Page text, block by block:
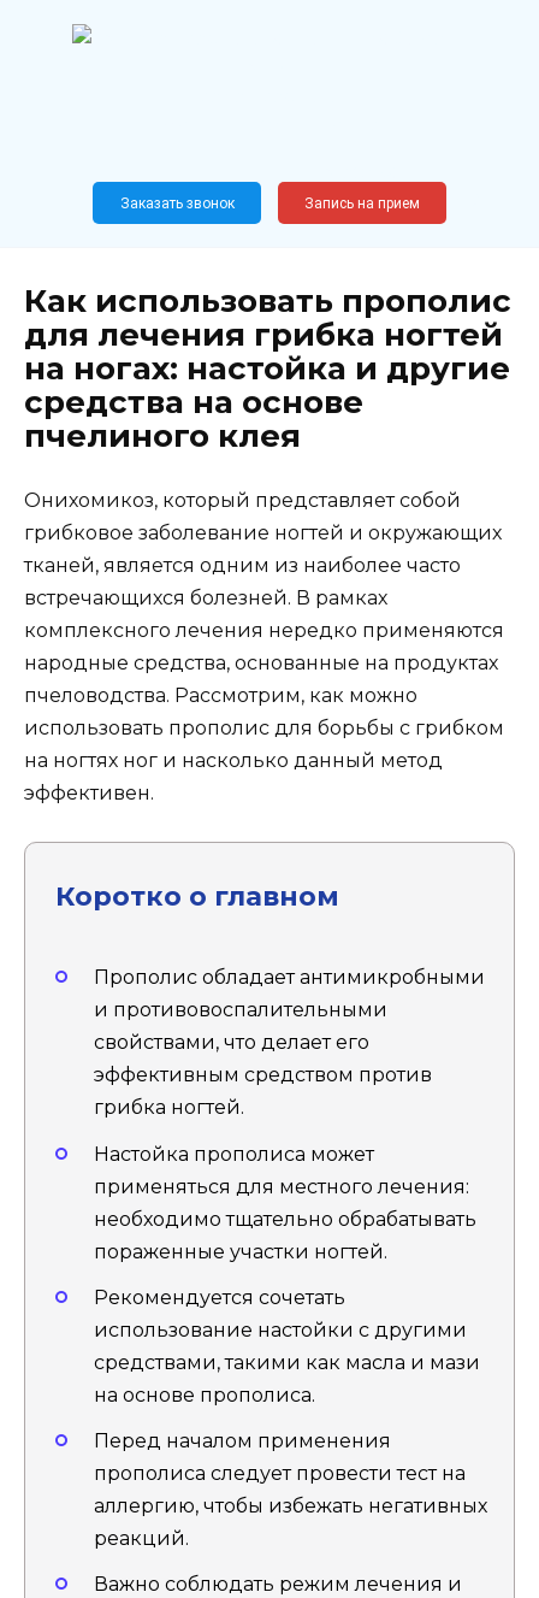
Новослободская, 62, к12
Заказать звонок Запись на прием
Как использовать прополис
для лечения грибка ногтей
на ногах: настойка и другие
средства на основе
пчелиного клея
Онихомикоз, который представляет собой
грибковое заболевание ногтей и окружающих
тканей, является одним из наиболее часто
встречающихся болезней. В рамках
комплексного лечения нередко применяются
народные средства, основанные на продуктах
пчеловодства. Рассмотрим, как можно
использовать прополис для борьбы с грибком
на ногтях ног и насколько данный метод
эффективен.
Коротко о главном
Прополис обладает антимикробными
и противовоспалительными
свойствами, что делает его
эффективным средством против
грибка ногтей.
Настойка прополиса может
применяться для местного лечения:
необходимо тщательно обрабатывать
пораженные участки ногтей.
Рекомендуется сочетать
использование настойки с другими
средствами, такими как масла и мази
на основе прополиса.
Перед началом применения
прополиса следует провести тест на
аллергию, чтобы избежать негативных
реакций.
Важно соблюдать режим лечения и